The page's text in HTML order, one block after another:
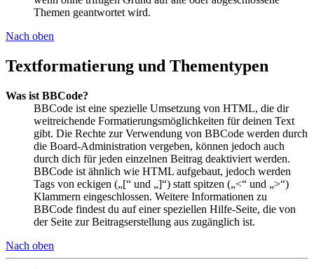
Themen geantwortet wird.
Nach oben
Textformatierung und Thementypen
Was ist BBCode?
BBCode ist eine spezielle Umsetzung von HTML, die dir
weitreichende Formatierungsmöglichkeiten für deinen Text
gibt. Die Rechte zur Verwendung von BBCode werden durch
die Board-Administration vergeben, können jedoch auch
durch dich für jeden einzelnen Beitrag deaktiviert werden.
BBCode ist ähnlich wie HTML aufgebaut, jedoch werden
Tags von eckigen („[“ und „]“) statt spitzen („<“ und „>“)
Klammern eingeschlossen. Weitere Informationen zu
BBCode findest du auf einer speziellen Hilfe-Seite, die von
der Seite zur Beitragserstellung aus zugänglich ist.
Nach oben